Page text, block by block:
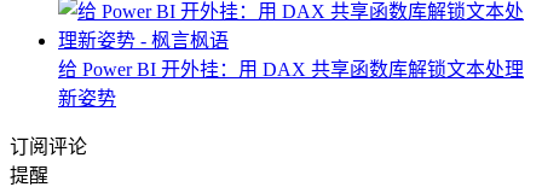
给 Power BI 开外挂：用 DAX 共享函数库解锁文本处理
新姿势
订阅评论
提醒